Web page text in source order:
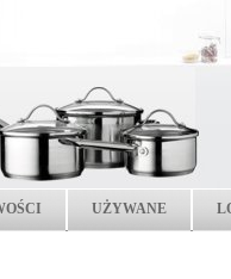
UŻYWANE